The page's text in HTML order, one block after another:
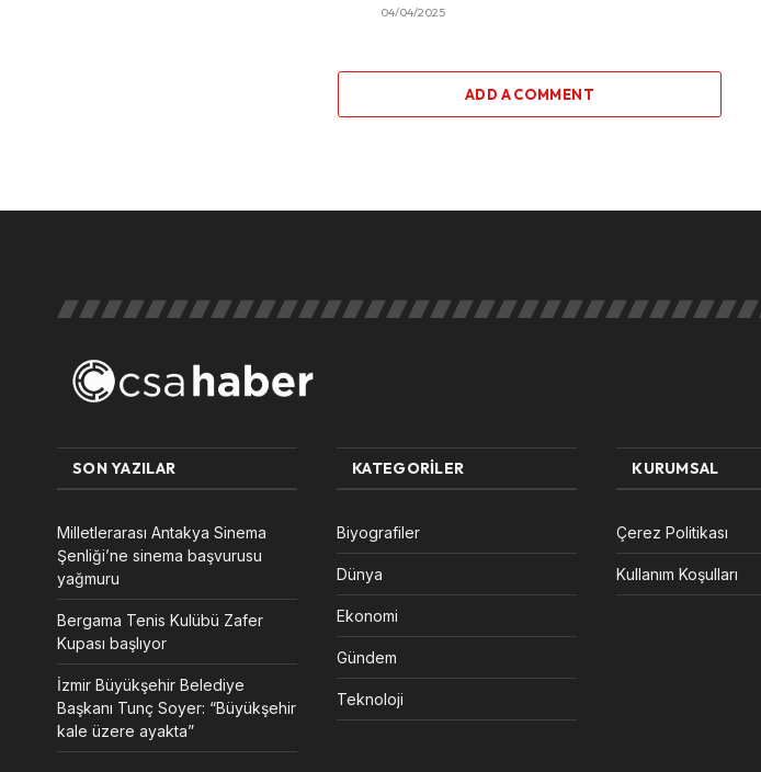
04/04/2025
ADD A COMMENT
SON YAZILAR
Milletlerarası Antakya Sinema
Şenliği’ne sinema başvurusu
yağmuru
Bergama Tenis Kulübü Zafer
Kupası başlıyor
İzmir Büyükşehir Belediye
Başkanı Tunç Soyer: “Büyükşehir
kale üzere ayakta”
KATEGORILER
Biyografiler
Dünya
Ekonomi
Gündem
Teknoloji
KURUMSAL
Çerez Politikası
Kullanım Koşulları